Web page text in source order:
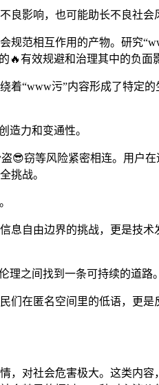
影响，也可能助长不良社会
规范相互作用的产物。研究
有效规避和治理其中的负面
着“www污”内容形成了特定
造力和变通性。
😎窃等风险紧密相连。用户
挑战。
息自由边界的挑战，更是技
之间找到一条可持续的道路。
们在匿名空间里的低语，更
对社会危害极大。这类内容